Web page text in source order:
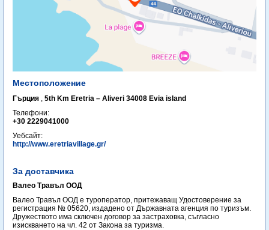
Местоположение
Гърция , 5th Km Eretria – Aliveri 34008 Evia island
Телефони:
+30 2229041000
Уебсайт:
http://www.eretriavillage.gr/
За доставчика
Валео Травъл ООД
Валео Травъл ООД е туроператор, притежаващ Удостоверение за
регистрация № 05620, издадено от Държавната агенция по туризъм.
Дружеството има сключен договор за застраховка, съгласно
изискването на чл. 42 от Закона за туризма.